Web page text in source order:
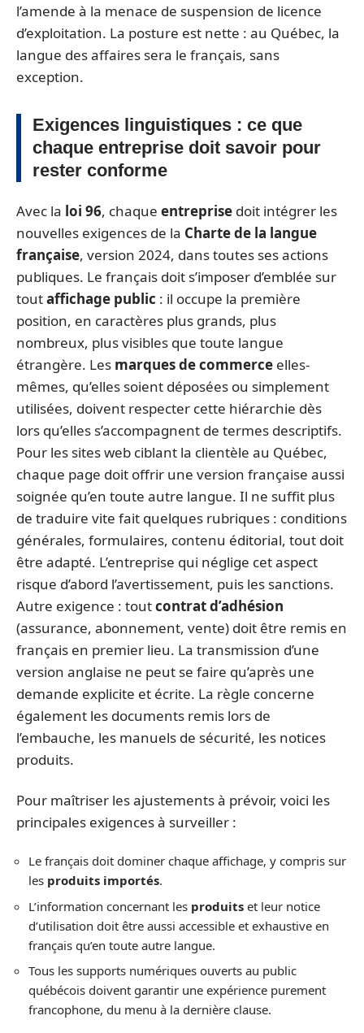
l’amende à la menace de suspension de licence
d’exploitation. La posture est nette : au Québec, la
langue des affaires sera le français, sans
exception.
Exigences linguistiques : ce que
chaque entreprise doit savoir pour
rester conforme
Avec la loi 96, chaque entreprise doit intégrer les
nouvelles exigences de la Charte de la langue
française, version 2024, dans toutes ses actions
publiques. Le français doit s’imposer d’emblée sur
toutaffichage public : il occupe la première
position, en caractères plus grands, plus
nombreux, plus visibles que toute langue
étrangère. Les marques de commerce elles-
mêmes, qu’elles soient déposées ou simplement
utilisées, doivent respecter cette hiérarchie dès
lors qu’elles s’accompagnent de termes descriptifs.
Pour les sites web ciblant la clientèle au Québec,
chaque page doit offrir une version française aussi
soignée qu’en toute autre langue. Il ne suffit plus
de traduire vite fait quelques rubriques : conditions
générales, formulaires, contenu éditorial, tout doit
être adapté. L’entreprise qui néglige cet aspect
risque d’abord l’avertissement, puis les sanctions.
Autre exigence : toutcontrat d’adhésion
(assurance, abonnement, vente) doit être remis en
français en premier lieu. La transmission d’une
version anglaise ne peut se faire qu’après une
demande explicite et écrite. La règle concerne
également les documents remis lors de
l’embauche, les manuels de sécurité, les notices
produits.
Pour maîtriser les ajustements à prévoir, voici les
principales exigences à surveiller :
Le français doit dominer chaque affichage, y compris sur
les produits importés.
L’information concernant les produits et leur notice
d’utilisation doit être aussi accessible et exhaustive en
français qu’en toute autre langue.
Tous les supports numériques ouverts au public
québécois doivent garantir une expérience purement
francophone, du menu à la dernière clause.